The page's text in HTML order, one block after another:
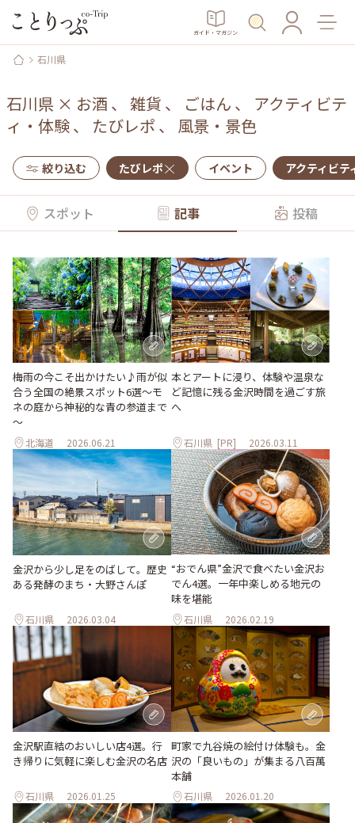
ガイド・マガジン
石川県
石川県 × お酒 、 雑貨 、 ごはん 、 アクティビテ
ィ・体験、 たびレポ 、 風景・景色
絞り込む たびレポ イベント アクティビテ
スポット 記事 投稿
梅雨の今こそ出かけたい♪雨が似
合う全国の絶景スポット6選～モ
ネの庭から神秘的な青の参道まで
～
北海道 2026.06.21
本とアートに浸り、体験や温泉な
ど記憶に残る金沢時間を過ごす旅
へ
石川県 [PR] 2026.03.11
金沢から少し足をのばして。歴史
ある発酵のまち・大野さんぽ
石川県 2026.03.04
“おでん県”金沢で食べたい金沢お
でん4選。一年中楽しめる地元の
味を堪能
石川県 2026.02.19
金沢駅直結のおいしい店4選。行
き帰りに気軽に楽しむ金沢の名店
石川県 2026.01.25
町家で九谷焼の絵付け体験も。金
沢の「良いもの」が集まる八百萬
本舗
石川県 2026.01.20